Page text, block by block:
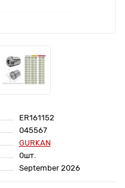
ER161152
045567
GURKAN
0шт.
September 2026